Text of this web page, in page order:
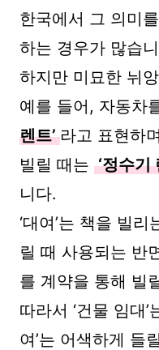
한국에서 그 의미
하는 경우가 많습
하지만 미묘한 뉘
예를 들어, 자동차
렌트’ 라고 표현하
빌릴 때는 ‘정수기
니다.
‘대여’는 책을 빌
릴 때 사용되는 반
를 계약을 통해 빌
따라서 ‘건물 임대
여’는 어색하게 들